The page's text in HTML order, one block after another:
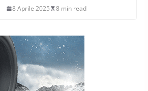
8 Aprile 2025 8 min read